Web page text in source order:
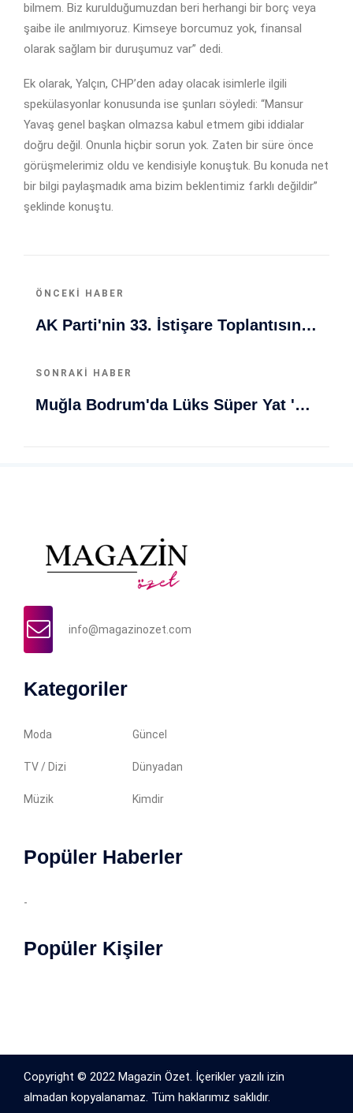
bilmem. Biz kurulduğumuzdan beri herhangi bir borç veya
şaibe ile anılmıyoruz. Kimseye borcumuz yok, finansal
olarak sağlam bir duruşumuz var” dedi.
Ek olarak, Yalçın, CHP’den aday olacak isimlerle ilgili
spekülasyonlar konusunda ise şunları söyledi: “Mansur
Yavaş genel başkan olmazsa kabul etmem gibi iddialar
doğru değil. Onunla hiçbir sorun yok. Zaten bir süre önce
görüşmelerimiz oldu ve kendisiyle konuştuk. Bu konuda net
bir bilgi paylaşmadık ama bizim beklentimiz farklı değildir”
şeklinde konuştu.
ÖNCEKI HABER
AK Parti'nin 33. İstişare Toplantısında Efsane Şarkı İlk Kez Dinletildi!
SONRAKI HABER
Muğla Bodrum'da Lüks Süper Yat 'Golden Odyssey' Demirledi
info@magazinozet.com
Kategoriler
Moda Güncel
TV / Dizi Dünyadan
Müzik Kimdir
Popüler Haberler
-
Popüler Kişiler
Copyright © 2022 Magazin Özet. İçerikler yazılı izin
almadan kopyalanamaz. Tüm haklarımız saklıdır.